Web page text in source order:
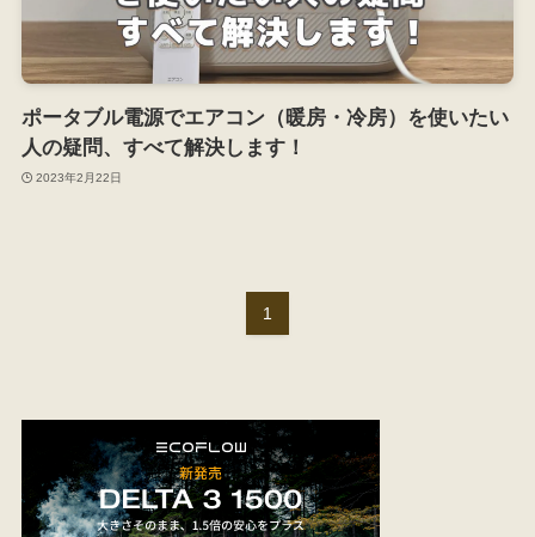
ポータブル電源でエアコン（暖房・冷房）を使いたい
人の疑問、すべて解決します！
2023年2月22日
1